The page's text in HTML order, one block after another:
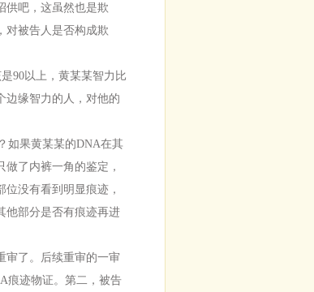
供吧，这虽然也是欺
对被告人是否构成欺
90以上，黄某某智力比
边缘智力的人，对他的
果黄某某的DNA在其
了内裤一角的鉴定，
没有看到明显痕迹，
他部分是否有痕迹再进
了。后续重审的一审
痕迹物证。第二，被告